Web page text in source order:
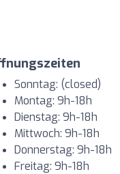
Sonntag: (closed)
Montag: 9h-18h
Dienstag: 9h-18h
Mittwoch: 9h-18h
Donnerstag: 9h-18h
Freitag: 9h-18h